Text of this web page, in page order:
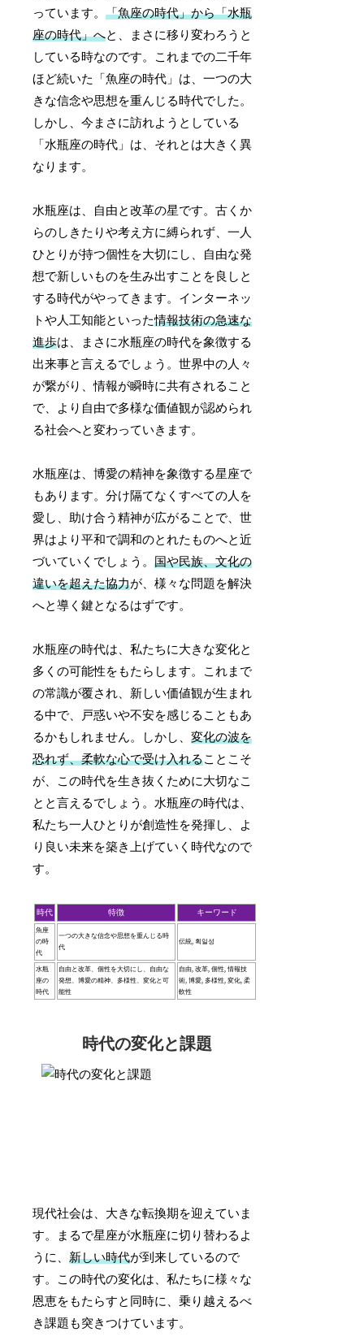
っています。「魚座の時代」から「水瓶
座の時代」へと、まさに移り変わろうと
している時なのです。これまでの二千年
ほど続いた「魚座の時代」は、一つの大
きな信念や思想を重んじる時代でした。
しかし、今まさに訪れようとしている
「水瓶座の時代」は、それとは大きく異
なります。
水瓶座は、自由と改革の星です。古くか
らのしきたりや考え方に縛られず、一人
ひとりが持つ個性を大切にし、自由な発
想で新しいものを生み出すことを良しと
する時代がやってきます。インターネッ
トや人工知能といった情報技術の急速な
進歩は、まさに水瓶座の時代を象徴する
出来事と言えるでしょう。世界中の人々
が繋がり、情報が瞬時に共有されること
で、より自由で多様な価値観が認められ
る社会へと変わっていきます。
水瓶座は、博愛の精神を象徴する星座で
もあります。分け隔てなくすべての人を
愛し、助け合う精神が広がることで、世
界はより平和で調和のとれたものへと近
づいていくでしょう。国や民族、文化の
違いを超えた協力が、様々な問題を解決
へと導く鍵となるはずです。
水瓶座の時代は、私たちに大きな変化と
多くの可能性をもたらします。これまで
の常識が覆され、新しい価値観が生まれ
る中で、戸惑いや不安を感じることもあ
るかもしれません。しかし、変化の波を
恐れず、柔軟な心で受け入れることこそ
が、この時代を生き抜くために大切なこ
とと言えるでしょう。水瓶座の時代は、
私たち一人ひとりが創造性を発揮し、よ
り良い未来を築き上げていく時代なので
す。
時代 特徴 キーワード
魚座
の時
代
一つの大きな信念や思想を重んじる時
代
伝統, 획일성
水瓶
座の
時代
自由と改革、個性を大切にし、自由な
発想、博愛の精神、多様性、変化と可
能性
自由, 改革, 個性, 情報技
術, 博愛, 多様性, 変化, 柔
軟性
時代の変化と課題
現代社会は、大きな転換期を迎えていま
す。まるで星座が水瓶座に切り替わるよ
うに、新しい時代が到来しているので
す。この時代の変化は、私たちに様々な
恩恵をもたらすと同時に、乗り越えるべ
き課題も突きつけています。